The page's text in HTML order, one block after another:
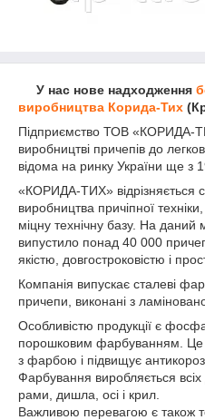
У нас нове надходження
виробництва Корида-Тих
Підприємство ТОВ «КОРИДА-
виробництві причепів до
відома на ринку України ще з
«КОРИДА-ТИХ» відрізняється
виробництва причіпної
міцну технічну базу. На даний
випустило понад 40 000
якістю, довгостроковістю і
Компанія випускає сталеві
причепи, виконані з
Особливістю продукції є
порошковим фарбуванням. Це
з фарбою і підвищує
Фарбування виробляється
рами, дишла, осі і крил.
Важливою перевагою є також